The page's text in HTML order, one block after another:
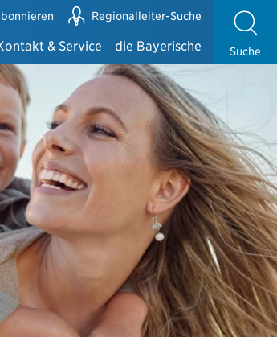
Regionalleiter-Suche
& Service
Blick
Exklusivvertrieb
Maklervertrieb
mit der Bayerischen
und -gewinnung
der Bayerischen
die Bayerische
die Bayerische
Zahlen & Fakten
Suche